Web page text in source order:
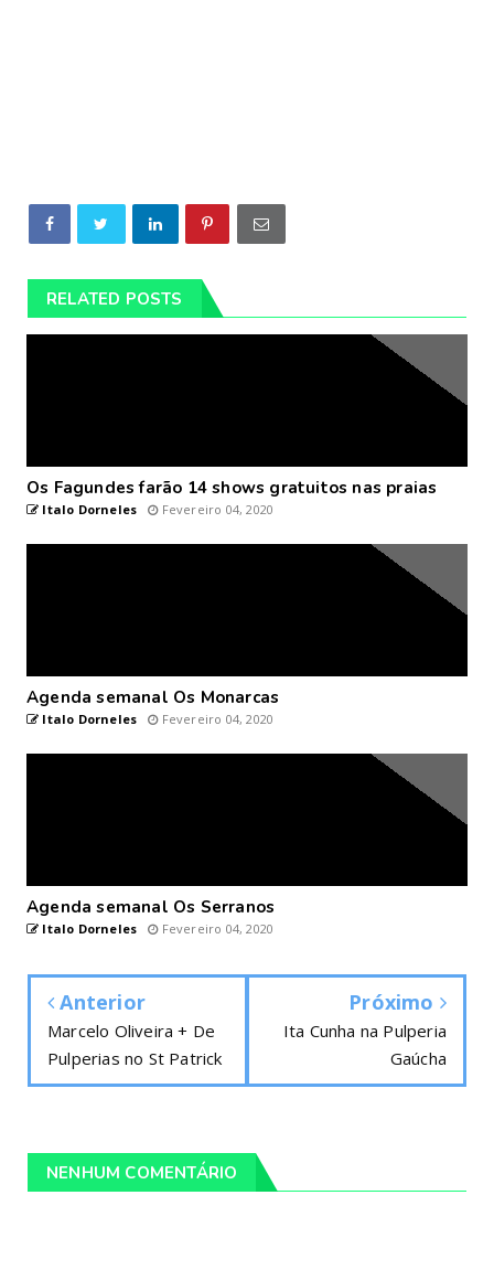
RELATED POSTS
Os Fagundes farão 14 shows gratuitos nas praias
Italo Dorneles Fevereiro 04, 2020
Agenda semanal Os Monarcas
Italo Dorneles Fevereiro 04, 2020
Agenda semanal Os Serranos
Italo Dorneles Fevereiro 04, 2020
Anterior
Marcelo Oliveira + De
Pulperias no St Patrick
Próximo
Ita Cunha na Pulperia
Gaúcha
NENHUM COMENTÁRIO